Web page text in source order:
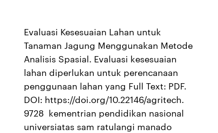
Evaluasi Kesesuaian Lahan untuk
Tanaman Jagung Menggunakan Metode
Analisis Spasial. Evaluasi kesesuaian
lahan diperlukan untuk perencanaan
penggunaan lahan yang Full Text: PDF.
DOI: https://doi.org/10.22146/agritech.
9728 kementrian pendidikan nasional
universiatas sam ratulangi manado